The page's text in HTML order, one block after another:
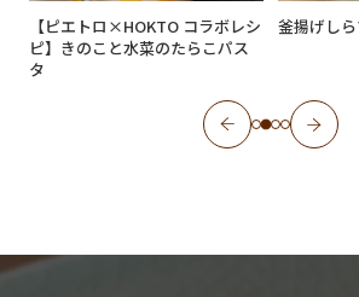
【ピエトロ×HOKTO コラボレシ
ピ】きのこと水菜のたらこパス
タ
釜揚げし